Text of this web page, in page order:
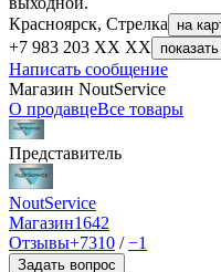
Красноярск, Стрелка
на
+7 983 203 XX XX
Написать сообщение
Магазин NoutService
О продавцеВсе товары
Представитель
NoutService
Магазин1642
Отзывы+7310 /−1
Задать вопрос